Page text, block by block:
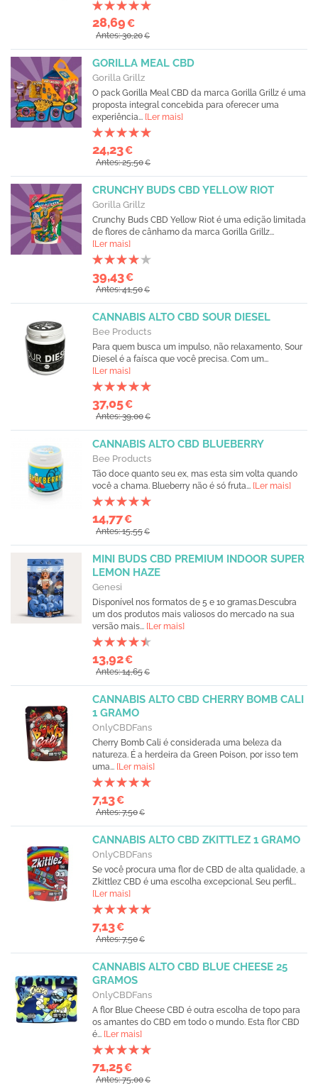
28,69€
Antes: 30,20€
GORILLA MEAL CBD
Gorilla Grillz
O pack Gorilla Meal CBD da marca Gorilla Grillz é uma
proposta integral concebida para oferecer uma
experiência... [Ler mais]
24,23€
Antes: 25,50€
CRUNCHY BUDS CBD YELLOW RIOT
Gorilla Grillz
Crunchy Buds CBD Yellow Riot é uma edição limitada
de flores de cânhamo da marca Gorilla Grillz...
[Ler mais]
39,43€
Antes: 41,50€
CANNABIS ALTO CBD SOUR DIESEL
Bee Products
Para quem busca um impulso, não relaxamento, Sour
Diesel é a faísca que você precisa. Com um...
[Ler mais]
37,05€
Antes: 39,00€
CANNABIS ALTO CBD BLUEBERRY
Bee Products
Tão doce quanto seu ex, mas esta sim volta quando
você a chama. Blueberry não é só fruta... [Ler mais]
14,77€
Antes: 15,55€
MINI BUDS CBD PREMIUM INDOOR SUPER
LEMON HAZE
Genesi
Disponível nos formatos de 5 e 10 gramas.Descubra
um dos produtos mais valiosos do mercado na sua
versão mais... [Ler mais]
13,92€
Antes: 14,65€
CANNABIS ALTO CBD CHERRY BOMB CALI
1 GRAMO
OnlyCBDFans
Cherry Bomb Cali é considerada uma beleza da
natureza. É a herdeira da Green Poison, por isso tem
uma... [Ler mais]
7,13€
Antes: 7,50€
CANNABIS ALTO CBD ZKITTLEZ 1 GRAMO
OnlyCBDFans
Se você procura uma flor de CBD de alta qualidade, a
Zkittlez CBD é uma escolha excepcional. Seu perfil...
[Ler mais]
7,13€
Antes: 7,50€
CANNABIS ALTO CBD BLUE CHEESE 25
GRAMOS
OnlyCBDFans
A flor Blue Cheese CBD é outra escolha de topo para
os amantes do CBD em todo o mundo. Esta flor CBD
é... [Ler mais]
71,25€
Antes: 75,00€